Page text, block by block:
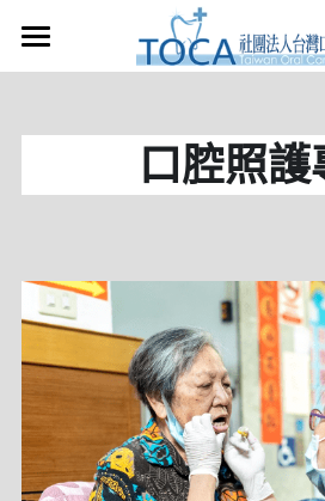
關於本會
課程申請
口腔照護團隊服務
申請講師授課
課程報名
指導員課程簡介
課程花絮
指導員證書
健康促進服務
志工招募
服務紀錄
捐款支持
衛教教室
口腔照護
商品分類
所有商品分類
部落格分類
所有博客分類
口腔照護資訊